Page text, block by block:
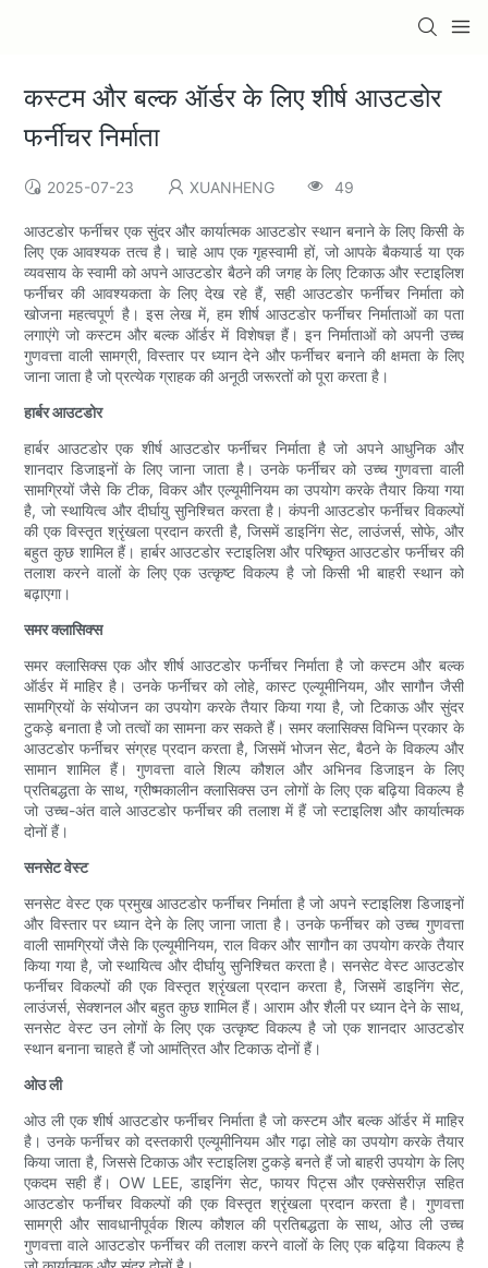
कस्टम और बल्क ऑर्डर के लिए शीर्ष आउटडोर
फर्नीचर निर्माता
2025-07-23 XUANHENG 49
आउटडोर फर्नीचर एक सुंदर और कार्यात्मक आउटडोर स्थान बनाने के लिए किसी के
लिए एक आवश्यक तत्व है। चाहे आप एक गृहस्वामी हों, जो आपके बैकयार्ड या एक
व्यवसाय के स्वामी को अपने आउटडोर बैठने की जगह के लिए टिकाऊ और स्टाइलिश
फर्नीचर की आवश्यकता के लिए देख रहे हैं, सही आउटडोर फर्नीचर निर्माता को
खोजना महत्वपूर्ण है। इस लेख में, हम शीर्ष आउटडोर फर्नीचर निर्माताओं का पता
लगाएंगे जो कस्टम और बल्क ऑर्डर में विशेषज्ञ हैं। इन निर्माताओं को अपनी उच्च
गुणवत्ता वाली सामग्री, विस्तार पर ध्यान देने और फर्नीचर बनाने की क्षमता के लिए
जाना जाता है जो प्रत्येक ग्राहक की अनूठी जरूरतों को पूरा करता है।
हार्बर आउटडोर
हार्बर आउटडोर एक शीर्ष आउटडोर फर्नीचर निर्माता है जो अपने आधुनिक और
शानदार डिजाइनों के लिए जाना जाता है। उनके फर्नीचर को उच्च गुणवत्ता वाली
सामग्रियों जैसे कि टीक, विकर और एल्यूमीनियम का उपयोग करके तैयार किया गया
है, जो स्थायित्व और दीर्घायु सुनिश्चित करता है। कंपनी आउटडोर फर्नीचर विकल्पों
की एक विस्तृत श्रृंखला प्रदान करती है, जिसमें डाइनिंग सेट, लाउंजर्स, सोफे, और
बहुत कुछ शामिल हैं। हार्बर आउटडोर स्टाइलिश और परिष्कृत आउटडोर फर्नीचर की
तलाश करने वालों के लिए एक उत्कृष्ट विकल्प है जो किसी भी बाहरी स्थान को
बढ़ाएगा।
समर क्लासिक्स
समर क्लासिक्स एक और शीर्ष आउटडोर फर्नीचर निर्माता है जो कस्टम और बल्क
ऑर्डर में माहिर है। उनके फर्नीचर को लोहे, कास्ट एल्यूमीनियम, और सागौन जैसी
सामग्रियों के संयोजन का उपयोग करके तैयार किया गया है, जो टिकाऊ और सुंदर
टुकड़े बनाता है जो तत्वों का सामना कर सकते हैं। समर क्लासिक्स विभिन्न प्रकार के
आउटडोर फर्नीचर संग्रह प्रदान करता है, जिसमें भोजन सेट, बैठने के विकल्प और
सामान शामिल हैं। गुणवत्ता वाले शिल्प कौशल और अभिनव डिजाइन के लिए
प्रतिबद्धता के साथ, ग्रीष्मकालीन क्लासिक्स उन लोगों के लिए एक बढ़िया विकल्प है
जो उच्च-अंत वाले आउटडोर फर्नीचर की तलाश में हैं जो स्टाइलिश और कार्यात्मक
दोनों हैं।
सनसेट वेस्ट
सनसेट वेस्ट एक प्रमुख आउटडोर फर्नीचर निर्माता है जो अपने स्टाइलिश डिजाइनों
और विस्तार पर ध्यान देने के लिए जाना जाता है। उनके फर्नीचर को उच्च गुणवत्ता
वाली सामग्रियों जैसे कि एल्यूमीनियम, राल विकर और सागौन का उपयोग करके तैयार
किया गया है, जो स्थायित्व और दीर्घायु सुनिश्चित करता है। सनसेट वेस्ट आउटडोर
फर्नीचर विकल्पों की एक विस्तृत श्रृंखला प्रदान करता है, जिसमें डाइनिंग सेट,
लाउंजर्स, सेक्शनल और बहुत कुछ शामिल हैं। आराम और शैली पर ध्यान देने के साथ,
सनसेट वेस्ट उन लोगों के लिए एक उत्कृष्ट विकल्प है जो एक शानदार आउटडोर
स्थान बनाना चाहते हैं जो आमंत्रित और टिकाऊ दोनों हैं।
ओउ ली
ओउ ली एक शीर्ष आउटडोर फर्नीचर निर्माता है जो कस्टम और बल्क ऑर्डर में माहिर
है। उनके फर्नीचर को दस्तकारी एल्यूमीनियम और गढ़ा लोहे का उपयोग करके तैयार
किया जाता है, जिससे टिकाऊ और स्टाइलिश टुकड़े बनते हैं जो बाहरी उपयोग के लिए
एकदम सही हैं। OW LEE, डाइनिंग सेट, फायर पिट्स और एक्सेसरीज़ सहित
आउटडोर फर्नीचर विकल्पों की एक विस्तृत श्रृंखला प्रदान करता है। गुणवत्ता
सामग्री और सावधानीपूर्वक शिल्प कौशल की प्रतिबद्धता के साथ, ओउ ली उच्च
गुणवत्ता वाले आउटडोर फर्नीचर की तलाश करने वालों के लिए एक बढ़िया विकल्प है